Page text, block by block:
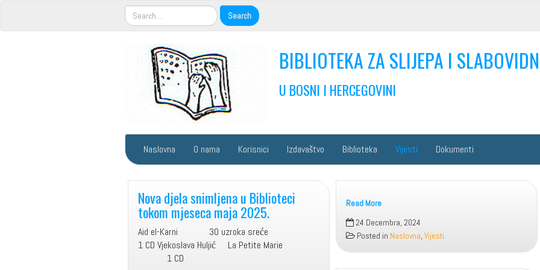
BIBLIOTEKA ZA SLIJEPA I
U BOSNI I HERCEGOVINI
Naslovna O nama Korisnici Izdavaštvo Biblioteka Vijesti Dokumenti
Nova djela snimljena u Biblioteci
tokom mjeseca maja 2025.
Aid el-Karni 30 uzroka sreće
1 CD Vjekoslava Huljić La Petite Marie
1 CD
Read More
24 Decembra, 2024
Posted in Naslovna, Vijesti